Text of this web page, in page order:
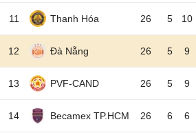
11 Thanh Hóa 26 5 10
12 Đà Nẵng 26 5 9
13 PVF-CAND 26 5 9
14 Becamex TP.HCM 26 6 6